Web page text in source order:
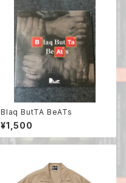
Blaq ButTA BeATs
¥1,500